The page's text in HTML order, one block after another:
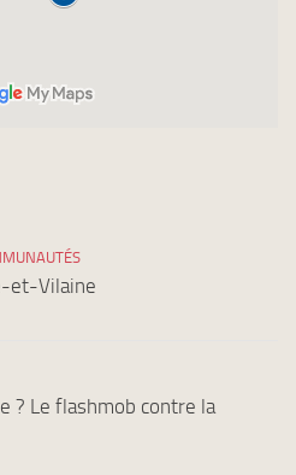
et-Vilaine
? Le flashmob contre la